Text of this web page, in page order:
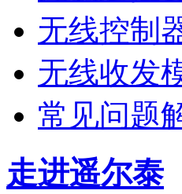
无线控制
无线收发
常见问题
走进遥尔泰